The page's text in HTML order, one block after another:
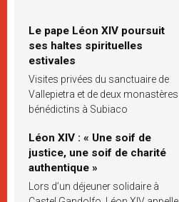
Le pape Léon XIV poursuit
ses haltes spirituelles
estivales
Visites privées du sanctuaire de
Vallepietra et de deux monastères
bénédictins à Subiaco
Léon XIV : « Une soif de
justice, une soif de charité
authentique »
Lors d’un déjeuner solidaire à